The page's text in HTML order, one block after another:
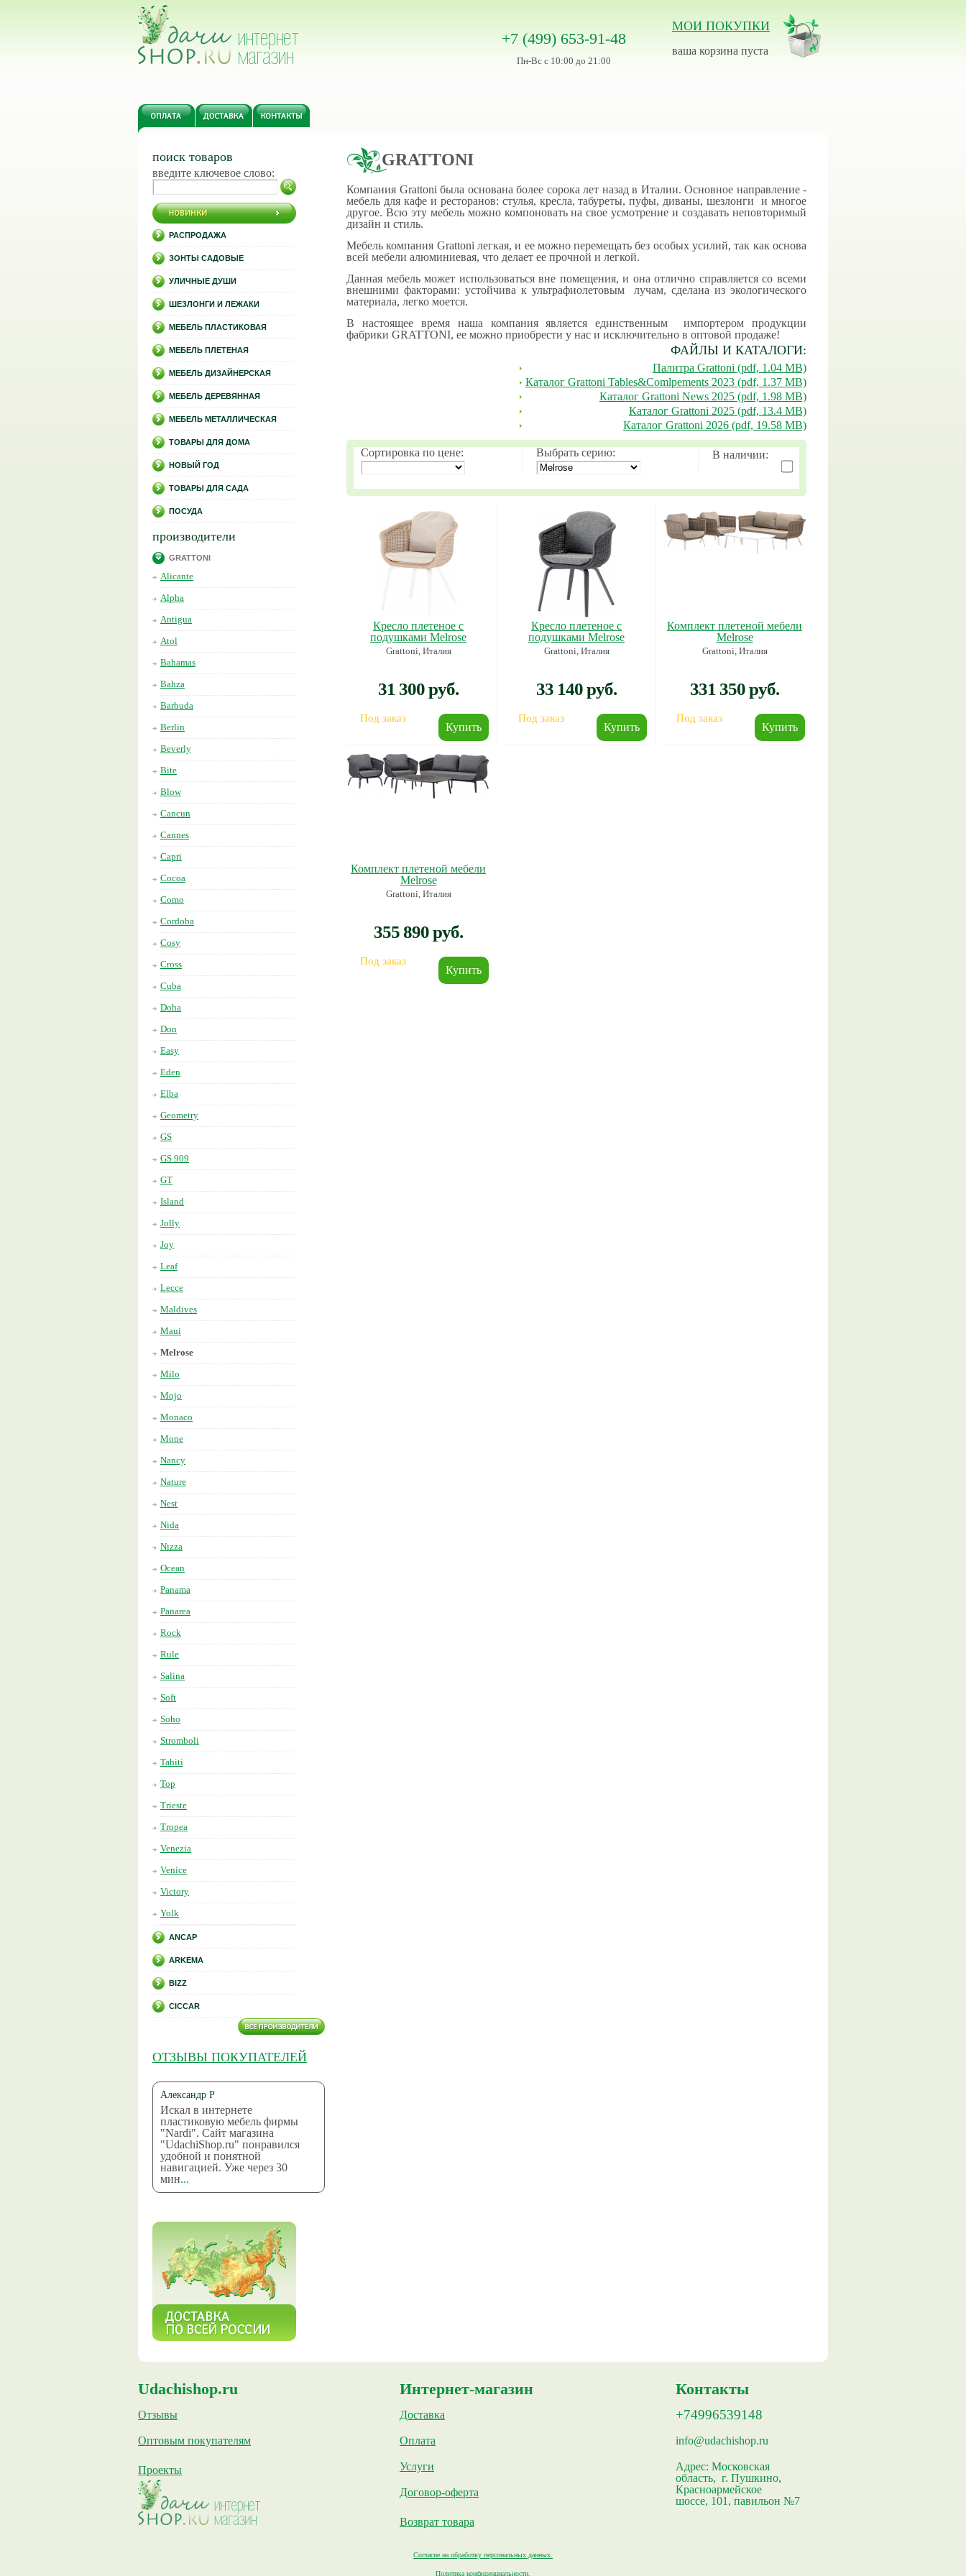
МОИ ПОКУПКИ
ваша корзина пуста
+7 (499) 653-91-48
Пн-Вс с 10:00 до 21:00
поиск товаров
введите ключевое слово:
РАСПРОДАЖА
ЗОНТЫ САДОВЫЕ
УЛИЧНЫЕ ДУШИ
ШЕЗЛОНГИ И ЛЕЖАКИ
МЕБЕЛЬ ПЛАСТИКОВАЯ
МЕБЕЛЬ ПЛЕТЕНАЯ
МЕБЕЛЬ ДИЗАЙНЕРСКАЯ
МЕБЕЛЬ ДЕРЕВЯННАЯ
МЕБЕЛЬ МЕТАЛЛИЧЕСКАЯ
ТОВАРЫ ДЛЯ ДОМА
НОВЫЙ ГОД
ТОВАРЫ ДЛЯ САДА
ПОСУДА
производители
GRATTONI
Alicante
Alpha
Antigua
Atol
Bahamas
Bahza
Barbuda
Berlin
Beverly
Bite
Blow
Cancun
Cannes
Capri
Cocoa
Como
Cordoba
Cosy
Cross
Cuba
Doha
Don
Easy
Eden
Elba
Geometry
GS
GS 909
GT
Island
Jolly
Joy
Leaf
Lecce
Maldives
Maui
Melrose
Milo
Mojo
Monaco
Mone
Nancy
Nature
Nest
Nida
Nizza
Ocean
Panama
Panarea
Rock
Rule
Salina
Soft
Soho
Stromboli
Tahiti
Top
Trieste
Tropea
Venezia
Venice
Victory
Yolk
ANCAP
ARKEMA
BIZZ
CICCAR
ОТЗЫВЫ ПОКУПАТЕЛЕЙ
Александр Р
Искал в интернете
пластиковую мебель фирмы
"Nardi". Сайт магазина
"UdachiShop.ru" понравился
удобной и понятной
навигацией. Уже через 30
мин...
GRATTONI
Компания Grattoni была основана более сорока лет назад в Италии. Основное направление -
мебель для кафе и ресторанов: стулья, кресла, табуреты, пуфы, диваны, шезлонги и многое
другое. Всю эту мебель можно компоновать на свое усмотрение и создавать неповторимый
дизайн и стиль.
Мебель компания Grattoni легкая, и ее можно перемещать без особых усилий, так как основа
всей мебели алюминиевая, что делает ее прочной и легкой.
Данная мебель может использоваться вне помещения, и она отлично справляется со всеми
внешними факторами: устойчива к ультрафиолетовым лучам, сделана из экологического
материала, легко моется.
В настоящее время наша компания является единственным импортером продукции
фабрики GRATTONI, ее можно приобрести у нас и исключительно в оптовой продаже!
ФАЙЛЫ И КАТАЛОГИ:
Палитра Grattoni (pdf, 1.04 MB)
Каталог Grattoni Tables&Comlpements 2023 (pdf, 1.37 MB)
Каталог Grattoni News 2025 (pdf, 1.98 MB)
Каталог Grattoni 2025 (pdf, 13.4 MB)
Каталог Grattoni 2026 (pdf, 19.58 MB)
Сортировка по цене: Выбрать серию: В наличии:
Кресло плетеное с
подушками Melrose
Grattoni, Италия
31 300 руб.
Под заказ
Кресло плетеное с
подушками Melrose
Grattoni, Италия
33 140 руб.
Под заказ
Комплект плетеной мебели
Melrose
Grattoni, Италия
331 350 руб.
Под заказ
Комплект плетеной мебели
Melrose
Grattoni, Италия
355 890 руб.
Под заказ
Контакты
+74996539148
info@udachishop.ru
Адрес: Московская
область, г. Пушкино,
Красноармейское
шоссе, 101, павильон №7
Интернет-магазин
Доставка
Оплата
Услуги
Договор-оферта
Возврат товара
Udachishop.ru
Отзывы
Оптовым покупателям
Проекты
Согласие на обработку персональных данных.
Политика конфиденциальности.